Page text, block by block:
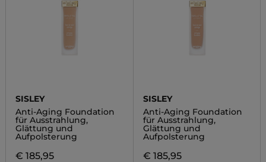
SISLEY
Anti-Aging Foundation
für Ausstrahlung,
Glättung und
Aufpolsterung
€ 185,95
SISLEY
Anti-Aging Foundation
für Ausstrahlung,
Glättung und
Aufpolsterung
€ 185,95